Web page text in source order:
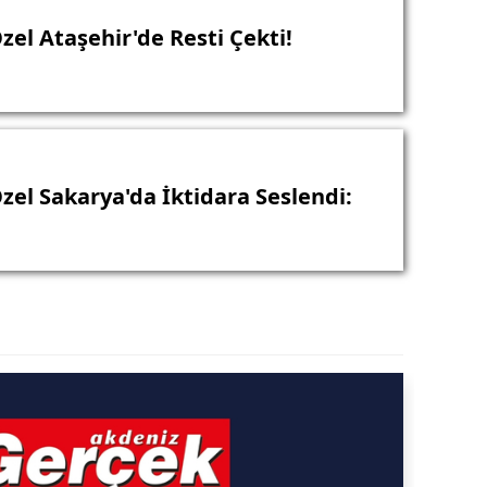
Ataşehir'de Resti Çekti!
Sakarya'da İktidara Seslendi: